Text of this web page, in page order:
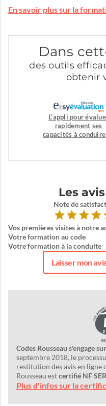
En savoir plus sur la
Dans
des outils
obtenir
L'appli pour
rapidement ses
capacités à conduire
Les
Note de
Vos premières visites à notre
Votre formation au code
Votre formation à la conduite
Laisser mon
Codes Rousseau s'engage
septembre 2018, le
restitution des avis en ligne
Rousseau estcertifié NF
Plus d'infos sur la